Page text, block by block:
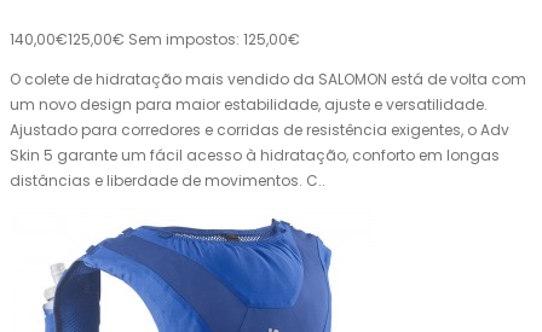
140,00€125,00€ Sem impostos: 125,00€
O colete de hidratação mais vendido da SALOMON está de volta com
um novo design para maior estabilidade, ajuste e versatilidade.
Ajustado para corredores e corridas de resistência exigentes, o Adv
Skin 5 garante um fácil acesso à hidratação, conforto em longas
distâncias e liberdade de movimentos. C..